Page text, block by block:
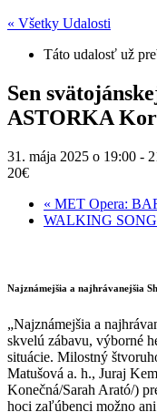
« Všetky Udalosti
Táto udalosť už
Sen
ASTORKA
31. mája 2025 o 19:00 -
20€
« MET Opera:
WALKING
Najznámejšia a najhrávanejšia
„Najznámejšia a
skvelú zábavu, výborné
situácie. Milostný
Matušová a. h., Juraj
Konečná/Sarah Arató/)
hoci zaľúbenci možno